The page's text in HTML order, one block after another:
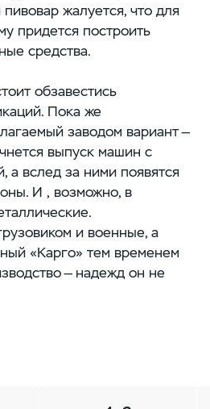
жалуется, что для
придется построить
средства.
обзавестись
Пока же
заводом вариант —
выпуск машин с
а вслед за ними появятся
И , возможно, в
и военные, а
«Карго» тем временем
— надежд он не